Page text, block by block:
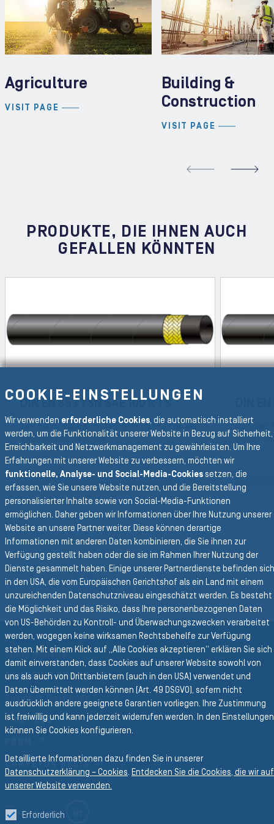
Agriculture
VISIT PAGE
Building &
Construction
VISIT PAGE
PRODUKTE, DIE IHNEN AUCH
GEFALLEN KÖNNTEN
DIN EN 853 1 SN SAE 100 R 1 S
Wire braid hydraulic hose meets EN 853 1SN, SAE
100R1 and ISO 1436 1SN
Einlagige geflecht Hydraulikschläuche
EN 857
SLIDE
Zurück zur Hauptnavigation
ZURÜCK GEFLECHT & SPIRAL
HYDRAULIKSCHLÄUCHE
Group Website
SEMPERIT GROUP
Business Divisionen
PROFILES
CONVEYOR BELTS
Follow us on
COOKIE-EINSTELLUNGEN
Wir verwenden erforderliche Cookies, die automatisch installiert
werden, um die Funktionalität unserer Website in Bezug auf Sicherheit,
Erreichbarkeit und Netzwerkmanagement zu gewährleisten. Um Ihre
Erfahrungen mit unserer Website zu verbessern, möchten wir
funktionelle, Analyse- und Social-Media-Cookiessetzen, die
erfassen, wie Sie unsere Website nutzen, und die Bereitstellung
personalisierter Inhalte sowie von Social-Media-Funktionen
ermöglichen. Daher geben wir Informationen über Ihre Nutzung unserer
Website an unsere Partner weiter. Diese können derartige
Informationen mit anderen Daten kombinieren, die Sie ihnen zur
Verfügung gestellt haben oder die sie im Rahmen Ihrer Nutzung der
Dienste gesammelt haben. Einige unserer Partnerdienste befinden sich
in den USA, die vom Europäischen Gerichtshof als ein Land mit einem
unzureichenden Datenschutzniveau eingeschätzt werden. Es besteht
die Möglichkeit und das Risiko, dass Ihre personenbezogenen Daten
von US-Behörden zu Kontroll- und Überwachungszwecken verarbeitet
werden, wogegen keine wirksamen Rechtsbehelfe zur Verfügung
stehen. Mit einem Klick auf „Alle Cookies akzeptieren“ erklären Sie sich
damit einverstanden, dass Cookies auf unserer Website sowohl von
uns als auch von Drittanbietern (auch in den USA) verwendet und
Daten übermittelt werden können (Art. 49 DSGVO), sofern nicht
ausdrücklich andere geeignete Garantien vorliegen. Ihre Zustimmung
ist freiwillig und kann jederzeit widerrufen werden. In den Einstellungen
können Sie Cookies konfigurieren.
Detaillierte Informationen dazu finden Sie in unserer
Datenschutzerklärung – Cookies. Entdecken Sie die Cookies, die wir auf
unserer Website verwenden.
Erforderlich